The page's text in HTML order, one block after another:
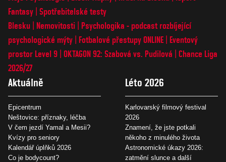
Fantasy Spotřebitelské testy
Blesku
Nemovitosti
Psychologika - podcast rozbíjející
psychologické mýty
Fotbalové přestupy ONLINE
Eventový
prostor Level 9 OKTAGON 92: Szabová vs. Pudilová
Chance Liga
2026/27
Aktuálně
Epicentrum
Neštovice: příznaky, léčba
V čem jezdí Yamal a Mesii?
Kvízy pro seniory
Kalendář úplňků 2026
Co je bodycount?
Léto 2026
Karlovarský filmový festival
2026
Znamení, že jste potkali
někoho z minulého života
Astronomické úkazy 2026:
zatmění slunce a další